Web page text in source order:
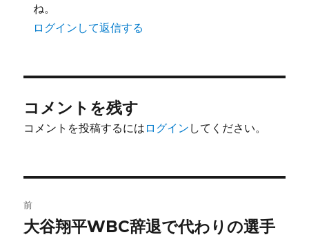
ね。
ログインして返信する
コメントを残す
コメントを投稿するには ログイン してください。
稿
前
前
大谷翔平WBC辞退で代わりの選手